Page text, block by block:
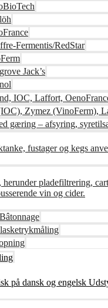
Fermentis/RedStar
Jack’s
IOC, Laffort,
Zymez (VinoFerm),
gæring – afsyring,
fustager og kegs
pladefiltrering,
vin og cider.
på dansk og engelsk